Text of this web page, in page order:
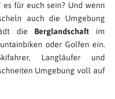
für euch sein? Und wenn
auch die Umgebung
die Berglandschaft im
oder Golfen ein.
Langläufer und
Umgebung voll auf